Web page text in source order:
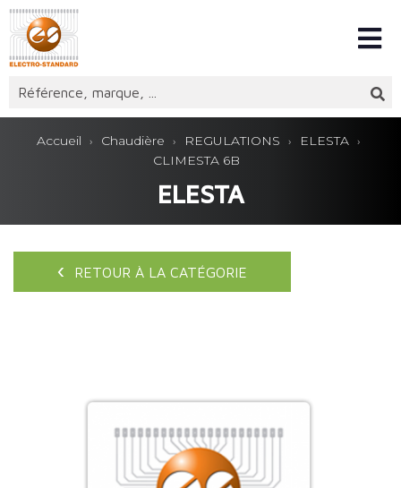
Accueil Chaudière REGULATIONS
ELESTA
CLIMESTA 6B
ELESTA
RETOUR À LA CATÉGORIE